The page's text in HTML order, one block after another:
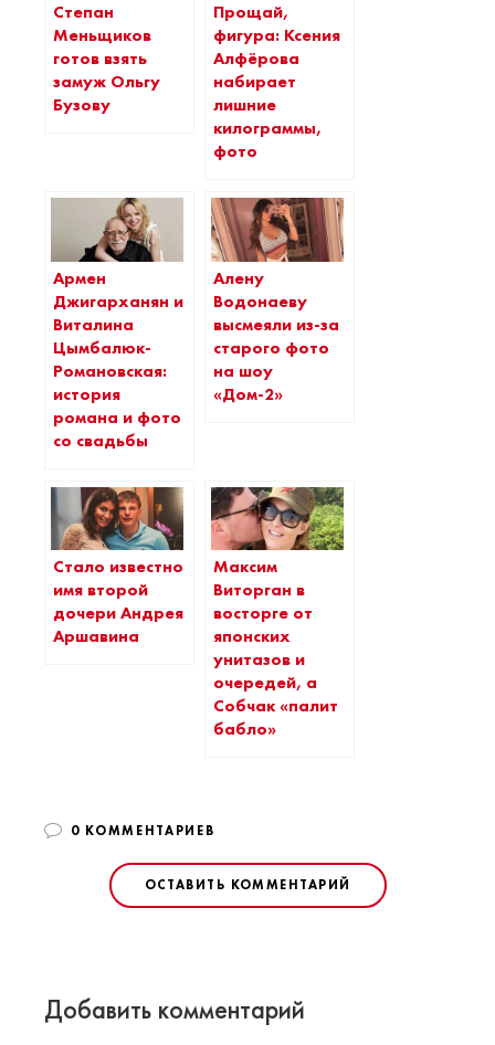
Степан
Меньщиков
готов взять
замуж Ольгу
Бузову
Прощай,
фигура: Ксения
Алфёрова
набирает
лишние
килограммы,
фото
Армен
Джигарханян и
Виталина
Цымбалюк-
Романовская:
история
романа и фото
со свадьбы
Алену
Водонаеву
высмеяли из-за
старого фото
на шоу
«Дом-2»
Стало известно
имя второй
дочери Андрея
Аршавина
Максим
Виторган в
восторге от
японских
унитазов и
очередей, а
Собчак «палит
бабло»
0 КОММЕНТАРИЕВ
ОСТАВИТЬ КОММЕНТАРИЙ
Добавить комментарий